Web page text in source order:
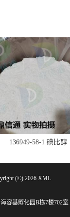
136949-58-1 碘比醇
(©) 2026 XML
容基孵化园B栋7楼702室